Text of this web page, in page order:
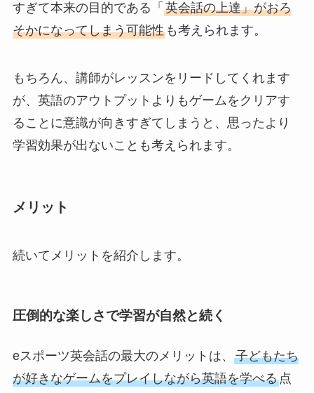
すぎて本来の目的である「 英会話の上達」がおろ
そかになってしまう可能性も考えられます。
もちろん、講師がレッスンをリードしてくれます
が、英語のアウトプットよりもゲームをクリアす
ることに意識が向きすぎてしまうと、思ったより
学習効果が出ないことも考えられます。
メリット
続いてメリットを紹介します。
圧倒的な楽しさで学習が自然と続く
eスポーツ英会話の最大のメリットは、 子どもたち
が好きなゲームをプレイしながら英語を学べる点